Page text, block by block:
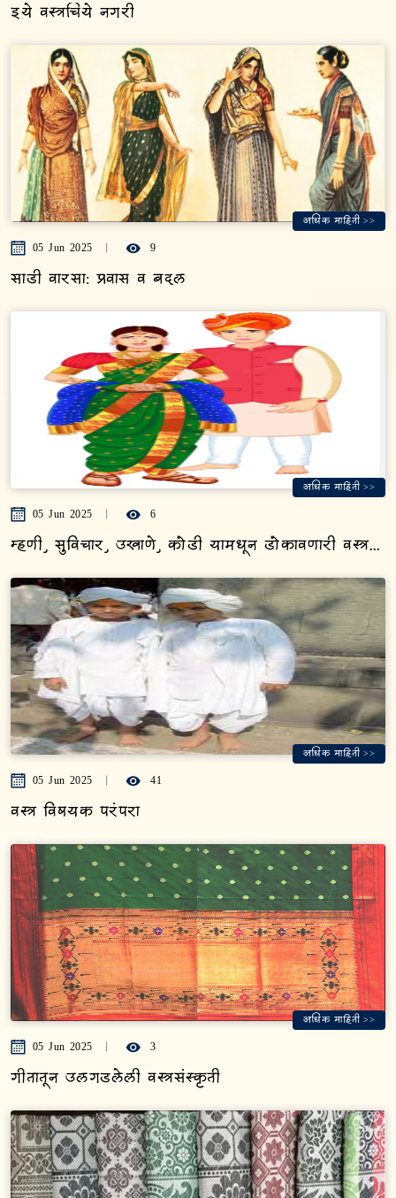
इये वस्त्रचिये नगरी
अधिक माहिती >>
05 Jun 2025 9
साडी वारसा: प्रवास व बदल
अधिक माहिती >>
05 Jun 2025 6
म्हणी, सुविचार, उखाणे, कोडी यामधून डोकावणारी वस्त्रसंस्कृती
अधिक माहिती >>
05 Jun 2025 41
वस्त्र विषयक परंपरा
अधिक माहिती >>
05 Jun 2025 3
गीतातून उलगडलेली वस्त्रसंस्कृती